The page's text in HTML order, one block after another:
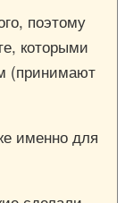
поэтому
которыми
(принимают
именно для